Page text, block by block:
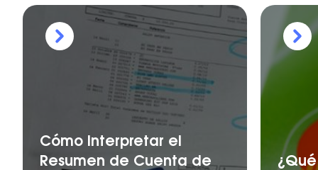
Cómo Interpretar el
Resumen de Cuenta de